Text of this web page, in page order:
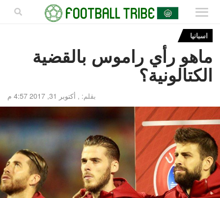
اسبانيا
ماهو رأي راموس بالقضية
الكتالونية؟
بقلم: , أكتوبر 31, 2017 4:57 م